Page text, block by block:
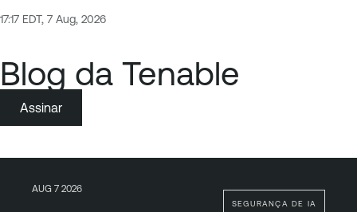
17:17 EDT, 7 Aug, 2026
Blog da Tenable
Assinar
SEGURANÇA DE IA
AUG 7 2026